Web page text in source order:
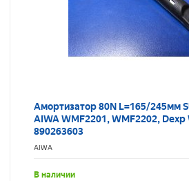
Амортизатор 80N L=165/245мм
AIWA WMF2201, WMF2202, Dexp
890263603
AIWA
В наличии